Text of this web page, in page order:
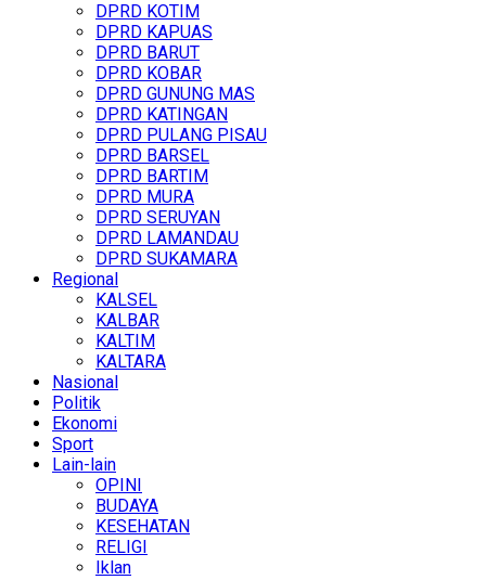
DPRD KOTIM
DPRD KAPUAS
DPRD BARUT
DPRD KOBAR
DPRD GUNUNG MAS
DPRD KATINGAN
DPRD PULANG PISAU
DPRD BARSEL
DPRD BARTIM
DPRD MURA
DPRD SERUYAN
DPRD LAMANDAU
DPRD SUKAMARA
Regional
KALSEL
KALBAR
KALTIM
KALTARA
Nasional
Politik
Ekonomi
Sport
Lain-lain
OPINI
BUDAYA
KESEHATAN
RELIGI
Iklan